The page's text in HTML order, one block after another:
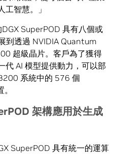
智慧。」
SuperPOD 具有八個或
到透過 NVIDIA Quantum
超級晶片。客戶為了獲得
代 AI 模型提供動力，可以部
系統中的 576 個
架構應用於生成
SuperPOD 具有統一的運算